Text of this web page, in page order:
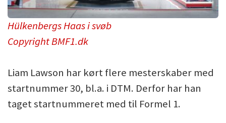
Hülkenbergs Haas i svøb
Copyright BMF1.dk
Liam Lawson har kørt flere mesterskaber med
startnummer 30, bl.a. i DTM. Derfor har han
taget startnummeret med til Formel 1.